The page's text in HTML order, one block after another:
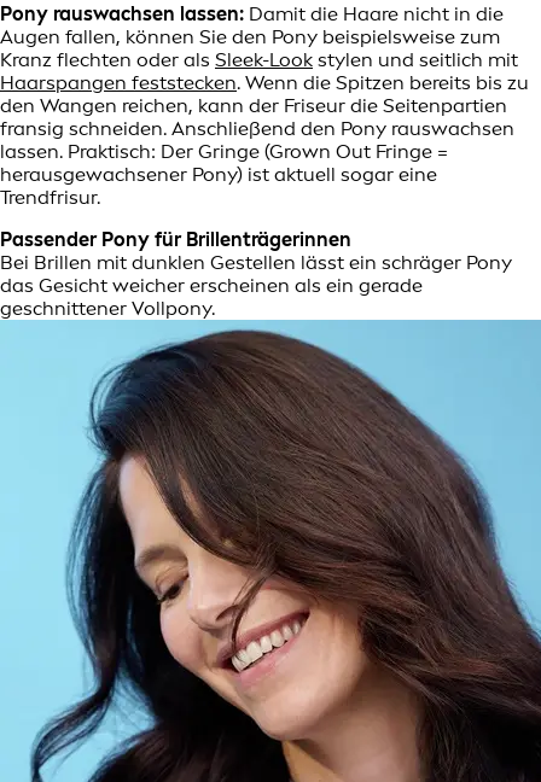
Pony rauswachsen lassen: Damit die Haare nicht in die
Augen fallen, können Sie den Pony beispielsweise zum
Kranz flechten oder als Sleek-Look stylen und seitlich mit
Haarspangen feststecken. Wenn die Spitzen bereits bis zu
den Wangen reichen, kann der Friseur die Seitenpartien
fransig schneiden. Anschließend den Pony rauswachsen
lassen. Praktisch: Der Gringe (Grown Out Fringe =
herausgewachsener Pony) ist aktuell sogar eine
Trendfrisur.
Passender Pony für Brillenträgerinnen
Bei Brillen mit dunklen Gestellen lässt ein schräger Pony
das Gesicht weicher erscheinen als ein gerade
geschnittener Vollpony.